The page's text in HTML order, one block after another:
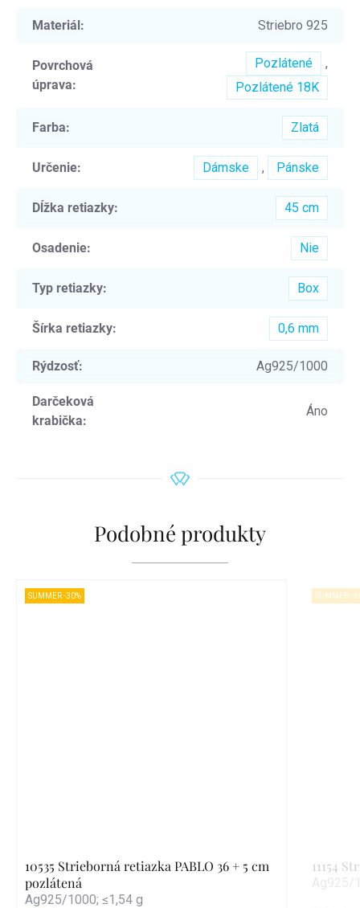
Materiál: Striebro 925
Povrchová
úprava:
Pozlátené
,
Pozlátené 18K
Farba: Zlatá
Určenie: Dámske , Pánske
Dĺžka retiazky: 45 cm
Osadenie: Nie
Typ retiazky: Box
Šírka retiazky: 0,6 mm
Rýdzosť: Ag925/1000
Darčeková
krabička:
Áno
Podobné produkty
SUMMER -30%
10535 Strieborná retiazka PABLO 36 + 5 cm
pozlátená
Ag925/1000; ≤1,54 g
SUMMER -
11154